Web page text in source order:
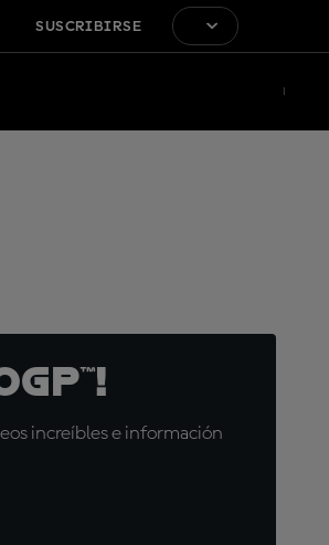
SUSCRIBIRSE
increíbles e información